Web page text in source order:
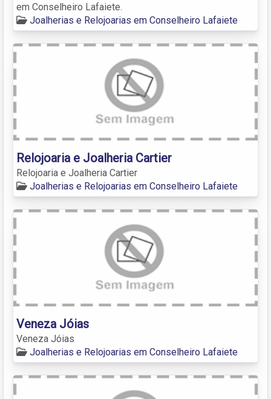
em Conselheiro Lafaiete.
Joalherias e Relojoarias em Conselheiro Lafaiete
Relojoaria e Joalheria Cartier
Relojoaria e Joalheria Cartier
Joalherias e Relojoarias em Conselheiro Lafaiete
Veneza Jóias
Veneza Jóias
Joalherias e Relojoarias em Conselheiro Lafaiete